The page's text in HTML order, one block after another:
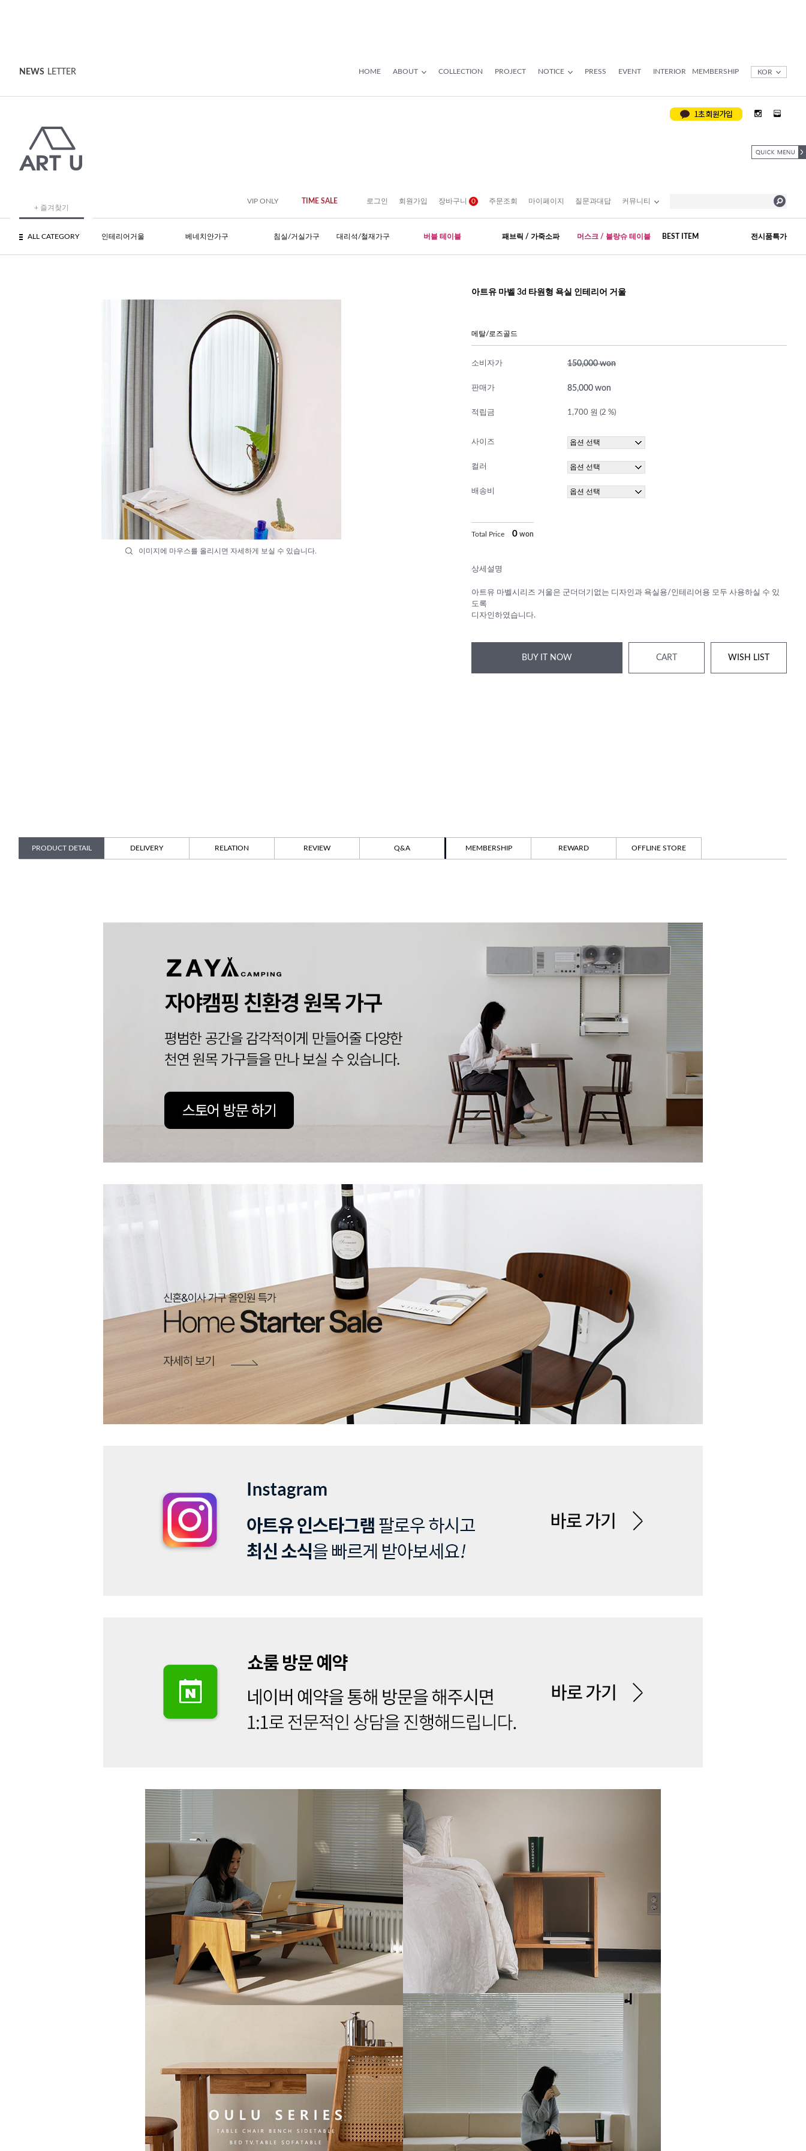
NEWS LETTER HOME ABOUT COLLECTION PROJECT NOTICE PRESS EVENT INTERIOR MEMBERSHIP KOR
+ 즐겨찾기
VIP ONLY TIME SALE 로그인 회원가입 장바구니 0 주문조회 마이페이지 질문과대답 커뮤니티
ALL CATEGORY 인테리어거울 베네치안가구 침실/거실가구 대리석/철재가구 버블 테이블 패브릭 / 가죽소파 머스크 / 블랑슈 테이블 BEST ITEM 전시품특가
이미지에 마우스를 올리시면 자세하게 보실 수 있습니다.
아트유 마벨 3d 타원형 욕실 인테리어 거울
메탈/로즈골드
소비자가 150,000 won
판매가 85,000 won
적립금 1,700 원 (2 %)
사이즈
컬러
배송비
Total Price 0 won
상세설명
아트유 마벨시리즈 거울은 군더더기없는 디자인과 욕실용/인테리어용 모두 사용하실 수 있
도록
디자인하였습니다.
BUY IT NOW CART WISH LIST
PRODUCT DETAIL DELIVERY RELATION REVIEW Q&A MEMBERSHIP REWARD OFFLINE STORE